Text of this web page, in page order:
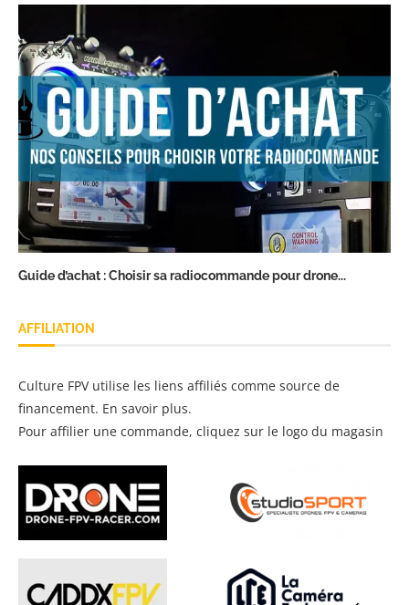
Guide d’achat : Choisir sa radiocommande pour drone...
AFFILIATION
Culture FPV utilise les liens affiliés comme source de
financement. En savoir plus.
Pour affilier une commande, cliquez sur le logo du magasin